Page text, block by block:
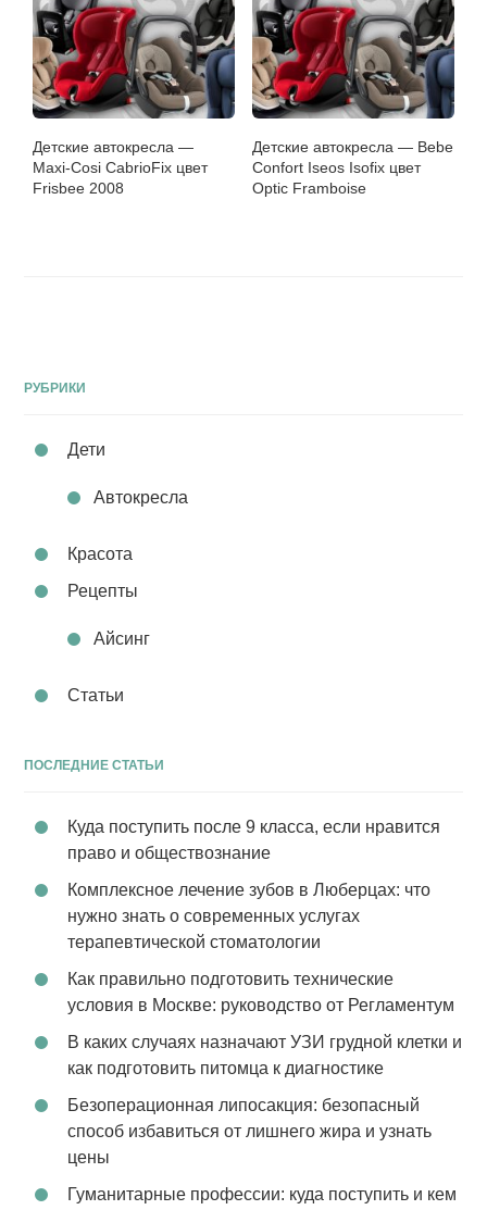
Детские автокресла —
Maxi-Cosi CabrioFix цвет
Frisbee 2008
Детские автокресла — Bebe
Confort Iseos Isofix цвет
Optic Framboise
РУБРИКИ
Дети
Автокресла
Красота
Рецепты
Айсинг
Статьи
ПОСЛЕДНИЕ СТАТЬИ
Куда поступить после 9 класса, если нравится
право и обществознание
Комплексное лечение зубов в Люберцах: что
нужно знать о современных услугах
терапевтической стоматологии
Как правильно подготовить технические
условия в Москве: руководство от Регламентум
В каких случаях назначают УЗИ грудной клетки и
как подготовить питомца к диагностике
Безоперационная липосакция: безопасный
способ избавиться от лишнего жира и узнать
цены
Гуманитарные профессии: куда поступить и кем